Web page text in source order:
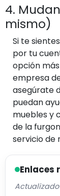
4.
mismo)
Si te
por tu
opción
empresa
asegúrate
puedan
muebles y
de la
servicio de
Enlaces